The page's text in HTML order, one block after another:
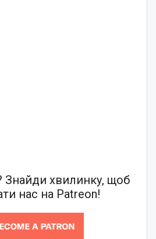
Знайди хвилинку, щоб
нас на Patreon!